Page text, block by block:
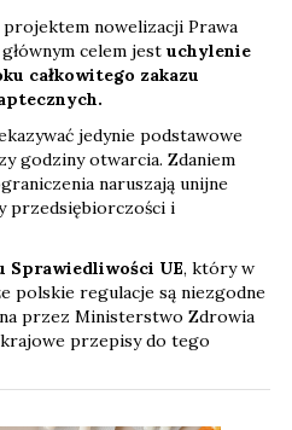
projektem nowelizacji Prawa
celem jest uchylenie
całkowitego zakazu
jedynie podstawowe
godziny otwarcia. Zdaniem
naruszają unijne
przedsiębiorczości i
Sprawiedliwości UE, który w
polskie regulacje są niezgodne
przez Ministerstwo Zdrowia
przepisy do tego